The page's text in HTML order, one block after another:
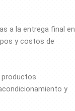
a la entrega final en
y costos de
productos
y